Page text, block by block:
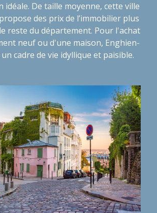
idéale. De taille moyenne, cette ville
des prix de l’immobilier plus
reste du département. Pour l'achat
neuf ou d'une maison, Enghien-
cadre de vie idyllique et paisible.